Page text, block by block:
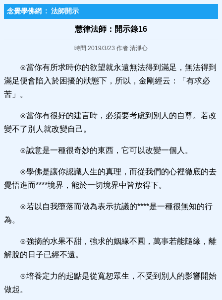
念覺學佛網 : 法師開示
慧律法師：開示錄16
時間:2019/3/23 作者:清淨心
⊙當你有所求時你的欲望就永遠無法得到滿足，無法得到
滿足便會陷入於困擾的狀態下，所以，金剛經云：「有求必
苦」。
⊙當你有很好的建言時，必須要考慮到別人的自尊。若改
變不了別人就改變自己。
⊙誠意是一種很奇妙的東西，它可以改變一個人。
⊙學佛是讓你認識人生的真理，而從我們的心裡徹底的去
覺悟進而****境界，能於一切境界中皆放得下。
⊙若以自我墮落而做為表示抗議的****是一種很無知的行
為。
⊙強摘的水果不甜，強求的姻緣不圓，萬事若能隨緣，離
解脫的日子已經不遠。
⊙培養定力的起點是從寬恕眾生，不受到別人的影響開始
做起。